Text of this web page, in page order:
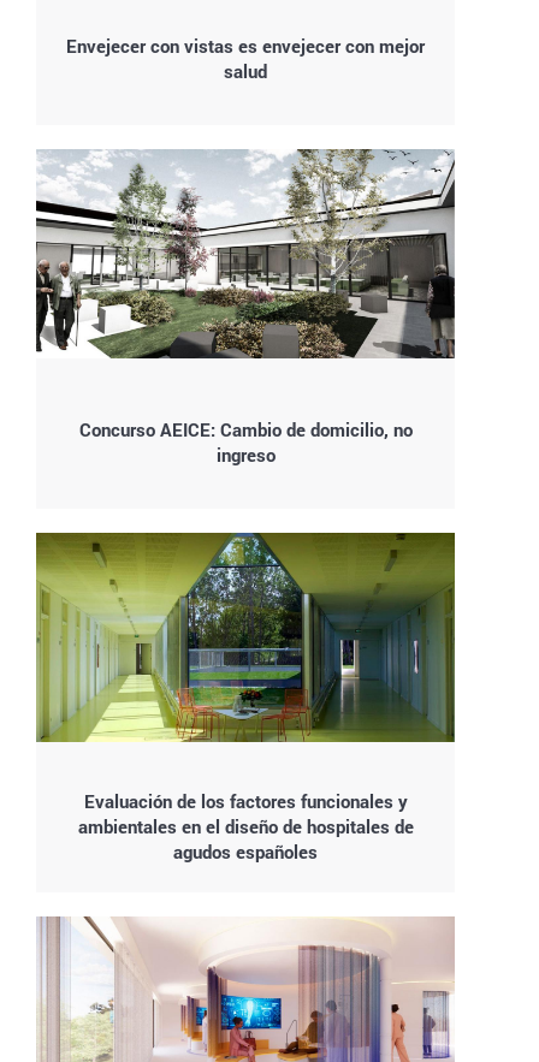
Envejecer con vistas es envejecer con mejor
salud
Concurso AEICE: Cambio de domicilio, no
ingreso
Evaluación de los factores funcionales y
ambientales en el diseño de hospitales de
agudos españoles